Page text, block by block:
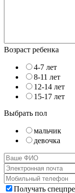
Возраст ребенка
4-7 лет
8-11 лет
12-14 лет
15-17 лет
Выбрать пол
мальчик
девочка
Получать